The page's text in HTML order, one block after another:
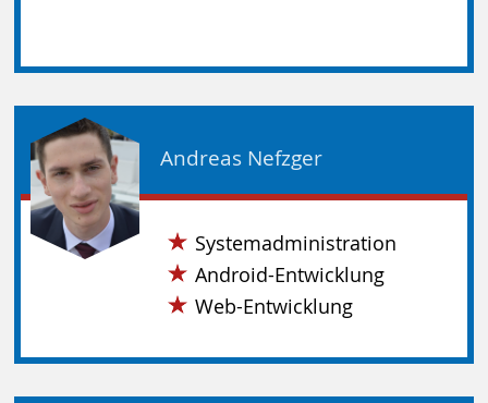
Andreas Nefzger
Systemadministration
Android-Entwicklung
Web-Entwicklung